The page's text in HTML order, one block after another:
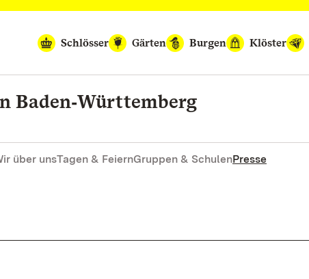
Schlösser
Gärten Burgen Klöster
Baden‑Württemberg
über unsTagen & FeiernGruppen & SchulenPresse